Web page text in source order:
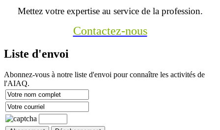
Mettez votre expertise au service de la profession.
Contactez-nous
Liste d'envoi
Abonnez-vous à notre liste d'envoi pour connaître les activités de
l'AIAQ.